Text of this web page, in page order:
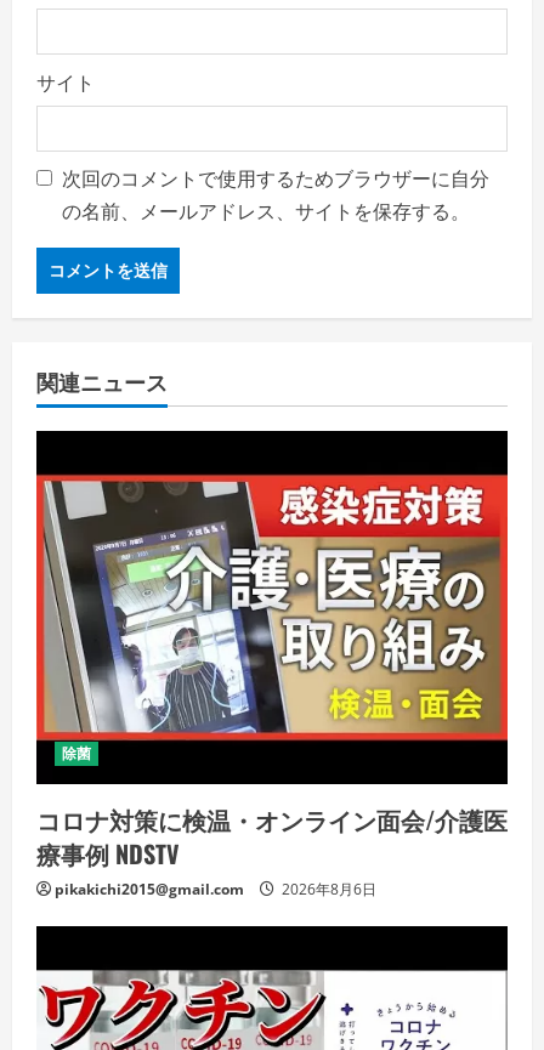
サイト
次回のコメントで使用するためブラウザーに自分
の名前、メールアドレス、サイトを保存する。
関連ニュース
除菌
コロナ対策に検温・オンライン面会/介護医
療事例 NDSTV
pikakichi2015@gmail.com 2026年8月6日